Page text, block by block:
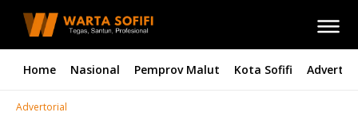
Home Nasional Pemprov Malut Kota Sofifi
Advertorial